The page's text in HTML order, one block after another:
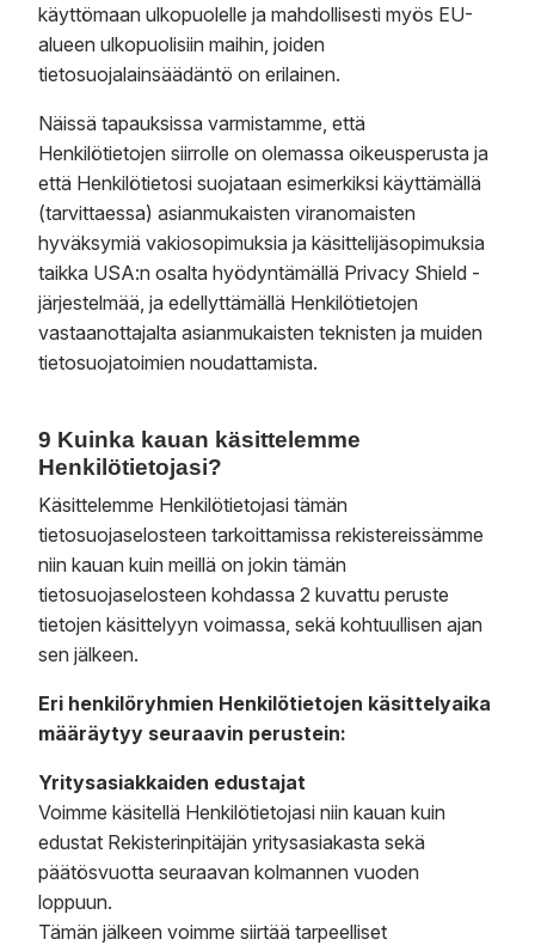
käyttömaan ulkopuolelle ja mahdollisesti myös EU-
alueen ulkopuolisiin maihin, joiden
tietosuojalainsäädäntö on erilainen.
Näissä tapauksissa varmistamme, että
Henkilötietojen siirrolle on olemassa oikeusperusta ja
että Henkilötietosi suojataan esimerkiksi käyttämällä
(tarvittaessa) asianmukaisten viranomaisten
hyväksymiä vakiosopimuksia ja käsittelijäsopimuksia
taikka USA:n osalta hyödyntämällä Privacy Shield -
järjestelmää, ja edellyttämällä Henkilötietojen
vastaanottajalta asianmukaisten teknisten ja muiden
tietosuojatoimien noudattamista.
9 Kuinka kauan käsittelemme
Henkilötietojasi?
Käsittelemme Henkilötietojasi tämän
tietosuojaselosteen tarkoittamissa rekistereissämme
niin kauan kuin meillä on jokin tämän
tietosuojaselosteen kohdassa 2 kuvattu peruste
tietojen käsittelyyn voimassa, sekä kohtuullisen ajan
sen jälkeen.
Eri henkilöryhmien Henkilötietojen käsittelyaika
määräytyy seuraavin perustein:
Yritysasiakkaiden edustajat
Voimme käsitellä Henkilötietojasi niin kauan kuin
edustat Rekisterinpitäjän yritysasiakasta sekä
päätösvuotta seuraavan kolmannen vuoden
loppuun.
Tämän jälkeen voimme siirtää tarpeelliset